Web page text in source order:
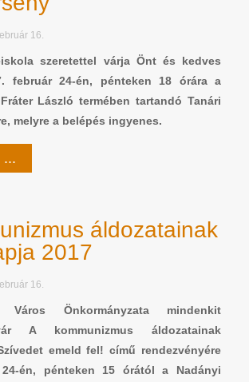
16.
szeretettel várja Önt és kedves
február 24-én, pénteken 18 órára a
László termében tartandó Tanári
melyre a belépés ingyenes.
...
áldozatainak
2017
16.
Város Önkormányzata mindenkit
A kommunizmus áldozatainak
emeld fel! című rendezvényére
én, pénteken 15 órától a Nadányi